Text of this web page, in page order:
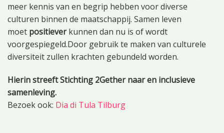
meer kennis van en begrip hebben voor diverse
culturen binnen de maatschappij. Samen leven
moet positieverkunnen dan nu is of wordt
voorgespiegeld.Door gebruik te maken van culturele
diversiteit zullen krachten gebundeld worden.
Hierin streeft Stichting 2Gether naar en inclusieve
samenleving.
Bezoek ook: Dia di Tula Tilburg